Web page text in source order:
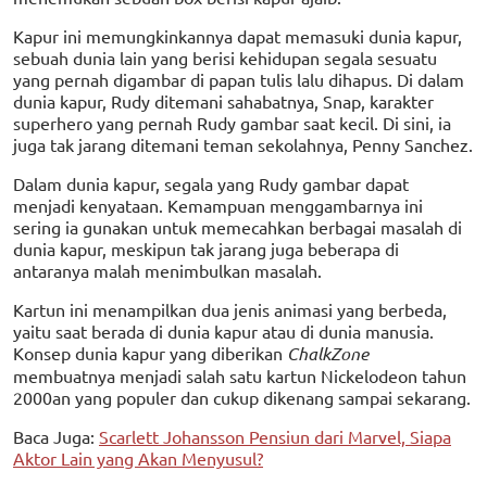
Kapur ini memungkinkannya dapat memasuki dunia kapur,
sebuah dunia lain yang berisi kehidupan segala sesuatu
yang pernah digambar di papan tulis lalu dihapus. Di dalam
dunia kapur, Rudy ditemani sahabatnya, Snap, karakter
superhero yang pernah Rudy gambar saat kecil. Di sini, ia
juga tak jarang ditemani teman sekolahnya, Penny Sanchez.
Dalam dunia kapur, segala yang Rudy gambar dapat
menjadi kenyataan. Kemampuan menggambarnya ini
sering ia gunakan untuk memecahkan berbagai masalah di
dunia kapur, meskipun tak jarang juga beberapa di
antaranya malah menimbulkan masalah.
Kartun ini menampilkan dua jenis animasi yang berbeda,
yaitu saat berada di dunia kapur atau di dunia manusia.
Konsep dunia kapur yang diberikan ChalkZone
membuatnya menjadi salah satu kartun Nickelodeon tahun
2000an yang populer dan cukup dikenang sampai sekarang.
Baca Juga: Scarlett Johansson Pensiun dari Marvel, Siapa
Aktor Lain yang Akan Menyusul?